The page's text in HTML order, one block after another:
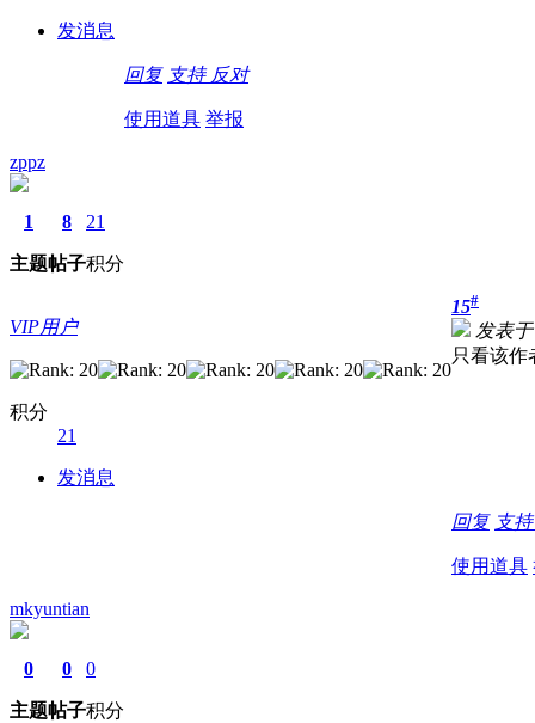
发消息
回复 支持 反对
使用道具 举报
zppz
1
主题
8
帖子
21
积分
VIP用户
积分
21
发消息
15#
发表于
只看该作
回复 支
使用道具
mkyuntian
0
主题
0
帖子
0
积分